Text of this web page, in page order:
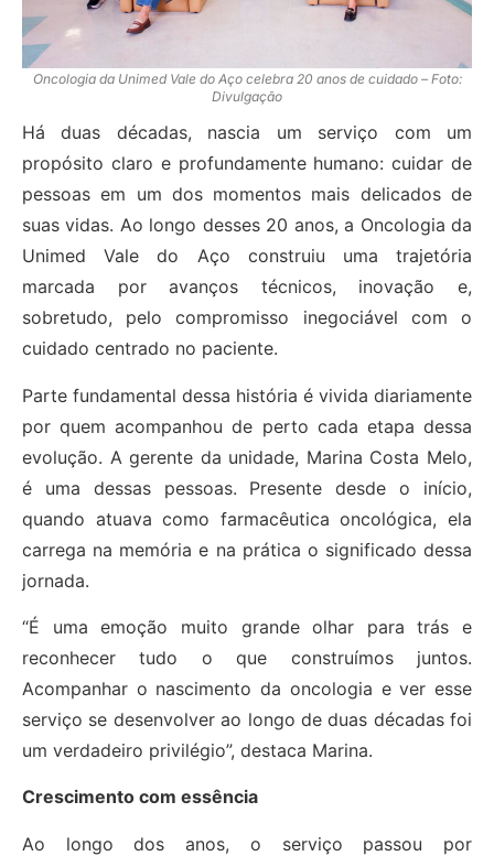
Oncologia da Unimed Vale do Aço celebra 20 anos de cuidado – Foto:
Divulgação
Há duas décadas, nascia um serviço com um
propósito claro e profundamente humano: cuidar de
pessoas em um dos momentos mais delicados de
suas vidas. Ao longo desses 20 anos, a Oncologia da
Unimed Vale do Aço construiu uma trajetória
marcada por avanços técnicos, inovação e,
sobretudo, pelo compromisso inegociável com o
cuidado centrado no paciente.
Parte fundamental dessa história é vivida diariamente
por quem acompanhou de perto cada etapa dessa
evolução. A gerente da unidade, Marina Costa Melo,
é uma dessas pessoas. Presente desde o início,
quando atuava como farmacêutica oncológica, ela
carrega na memória e na prática o significado dessa
jornada.
“É uma emoção muito grande olhar para trás e
reconhecer tudo o que construímos juntos.
Acompanhar o nascimento da oncologia e ver esse
serviço se desenvolver ao longo de duas décadas foi
um verdadeiro privilégio”, destaca Marina.
Crescimento com essência
Ao longo dos anos, o serviço passou por